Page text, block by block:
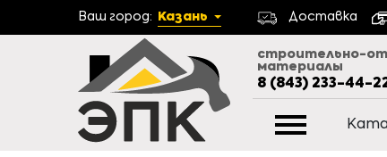
Ваш город: Казань Доставка
строительно-
материалы
8 (843) 233-44-